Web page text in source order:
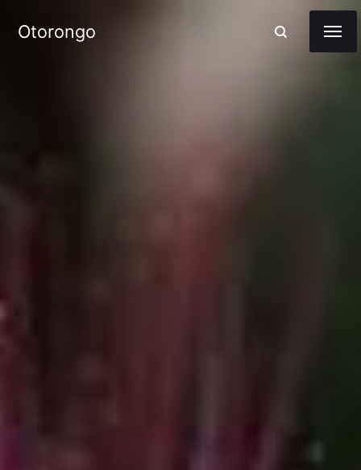
Otorongo